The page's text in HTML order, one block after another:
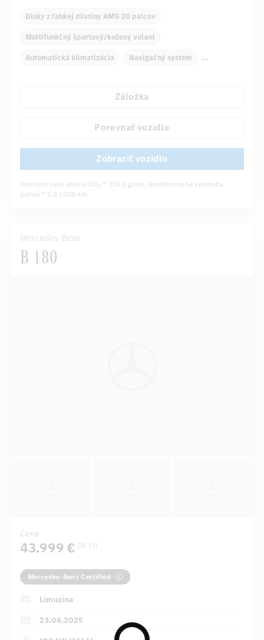
Disky z ľahkej zliatiny AMG 20 palcov
Multifunkčný športový/kožený volant
Automatická klimatizácia Navigačný systém
Automatické stmievanie vnútorného/vonkajšieho zrkadla
Záložka
Porovnať vozidlo
Zobraziť vozidlo
Kombinované emisie CO 2 [4] 133,0 g/km, Kombinovaná spotreba
paliva
[4] 5,0 l/100 km
Mercedes-Benz
B 180
Cena
43.999 € [2] [3]
Mercedes-Benz Certified
Limuzína
23.06.2025